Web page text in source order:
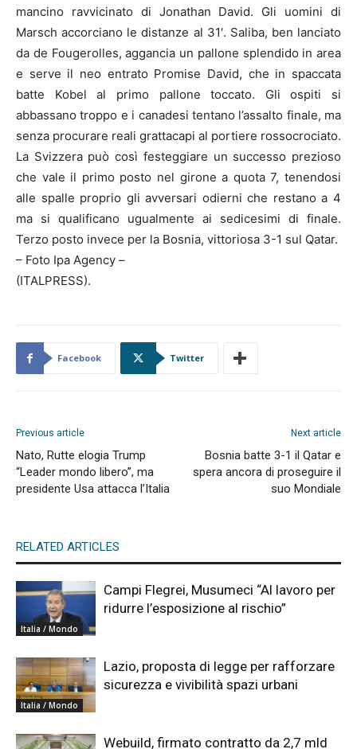
mancino ravvicinato di Jonathan David. Gli uomini di
Marsch accorciano le distanze al 31′. Saliba, ben lanciato
da de Fougerolles, aggancia un pallone splendido in area
e serve il neo entrato Promise David, che in spaccata
batte Kobel al primo pallone toccato. Gli ospiti si
abbassano troppo e i canadesi tentano l’assalto finale, ma
senza procurare reali grattacapi al portiere rossocrociato.
La Svizzera può così festeggiare un successo prezioso
che vale il primo posto nel girone a quota 7, tenendosi
alle spalle proprio gli avversari odierni che restano a 4
ma si qualificano ugualmente ai sedicesimi di finale.
Terzo posto invece per la Bosnia, vittoriosa 3-1 sul Qatar.
– Foto Ipa Agency –
(ITALPRESS).
Facebook Twitter
Previous article
Nato, Rutte elogia Trump
“Leader mondo libero”, ma
presidente Usa attacca l’Italia
Next article
Bosnia batte 3-1 il Qatar e
spera ancora di proseguire il
suo Mondiale
RELATED ARTICLES
Italia / Mondo
Campi Flegrei, Musumeci “Al lavoro per
ridurre l’esposizione al rischio”
Italia / Mondo
Lazio, proposta di legge per rafforzare
sicurezza e vivibilità spazi urbani
Webuild, firmato contratto da 2,7 mld